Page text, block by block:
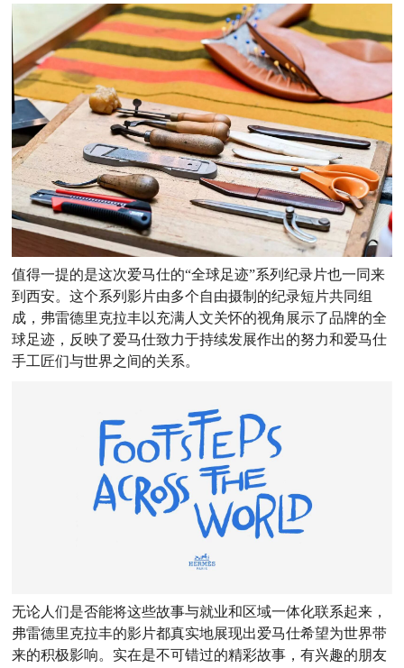
值得一提的是这次爱马仕的“全球足迹”系列纪录片也一同来
到西安。这个系列影片由多个自由摄制的纪录短片共同组
成，弗雷德里克拉丰以充满人文关怀的视角展示了品牌的全
球足迹，反映了爱马仕致力于持续发展作出的努力和爱马仕
手工匠们与世界之间的关系。
无论人们是否能将这些故事与就业和区域一体化联系起来，
弗雷德里克拉丰的影片都真实地展现出爱马仕希望为世界带
来的积极影响。实在是不可错过的精彩故事，有兴趣的朋友